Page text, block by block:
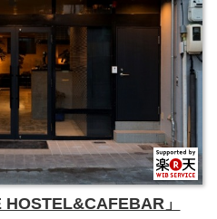
HOSTEL&CAFEBAR」